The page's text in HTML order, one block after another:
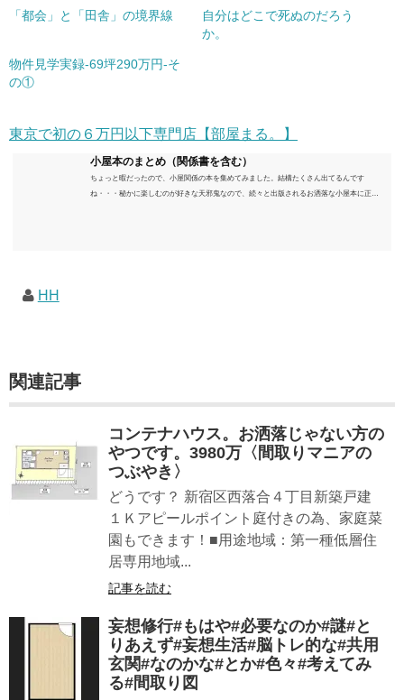
「都会」と「田舎」の境界線
自分はどこで死ぬのだろう
か。
物件見学実録-69坪290万円-そ
の①
東京で初の６万円以下専門店【部屋まる。】
小屋本のまとめ（関係書を含む）
ちょっと暇だったので、小屋関係の本を集めてみました。結構たくさん出てるんです
ね・・・秘かに楽しむのが好きな天邪鬼なので、続々と出版されるお洒落な小屋本に正直
HH
関連記事
コンテナハウス。お洒落じゃない方の
やつです。3980万〈間取りマニアの
つぶやき〉
どうです？ 新宿区西落合４丁目新築戸建
１Ｋアピールポイント庭付きの為、家庭菜
園もできます！■用途地域：第一種低層住
居専用地域...
記事を読む
妄想修行#もはや#必要なのか#謎#と
りあえず#妄想生活#脳トレ的な#共用
玄関#なのかな#とか#色々#考えてみ
る#間取り図